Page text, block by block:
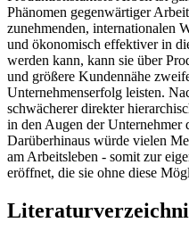
Phänomen gegenwärtiger
zunehmenden, internationalen
und ökonomisch effektiver in
werden kann, kann sie über
und größere Kundennähe
Unternehmenserfolg leisten.
schwächerer direkter
in den Augen der Unternehmer
Darüberhinaus würde vielen
am Arbeitsleben - somit zur
eröffnet, die sie ohne diese